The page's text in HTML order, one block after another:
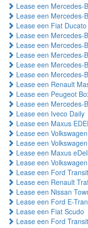
Lease een Mercedes-
Lease een Mercedes-
Lease een Fiat Ducato
Lease een Mercedes-
Lease een Mercedes-
Lease een Mercedes-
Lease een Mercedes-
Lease een Mercedes-
Lease een Renault
Lease een Peugeot
Lease een Mercedes-
Lease een Iveco Daily
Lease een Maxus
Lease een
Lease een
Lease een Maxus
Lease een
Lease een Ford Transit
Lease een Renault
Lease een Nissan
Lease een Ford E-
Lease een Fiat Scudo
Lease een Ford